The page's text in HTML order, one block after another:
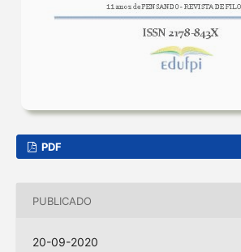
PDF
PUBLICADO
20-09-2020